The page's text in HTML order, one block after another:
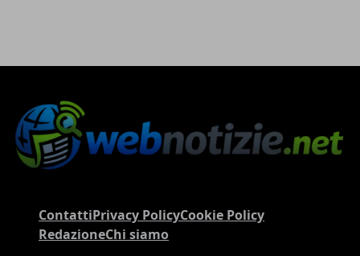
ContattiPrivacy PolicyCookie Policy
RedazioneChi siamo